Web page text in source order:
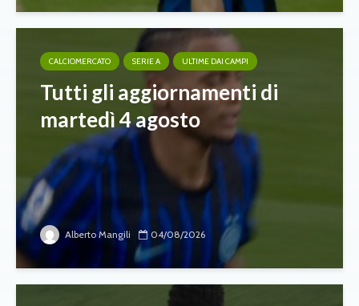
CALCIOMERCATO SERIE A ULTIME DAI CAMPI
Tutti gli aggiornamenti di
martedì 4 agosto
Alberto Mangili 04/08/2026